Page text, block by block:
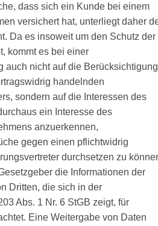
dass sich ein Kunde bei einem
versichert hat, unterliegt daher
Da es insoweit um den Schutz der
kommt es bei einer
auch nicht auf die Berücksichtigung
handelnden
sondern auf die Interessen des
ein Interesse des
anzuerkennen,
gegen einen pflichtwidrig
durchsetzen zu
die Informationen der
Dritten, die sich in der
Abs. 1 Nr. 6 StGB zeigt, für
Eine Weitergabe von Daten